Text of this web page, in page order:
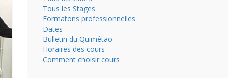
Tous les Stages
Formatons professionnelles
Dates
Bulletin du Quimétao
Horaires des cours
Comment choisir cours